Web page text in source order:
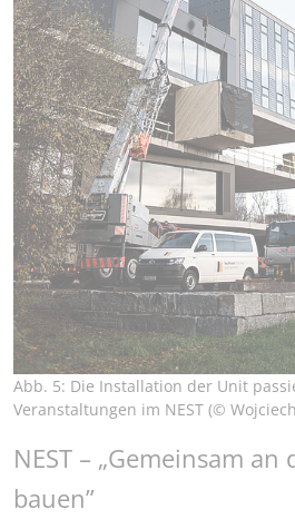
Abb. 5: Die Installation der Unit
Veranstaltungen im NEST (©
NEST – „Gemeinsam
bauen”